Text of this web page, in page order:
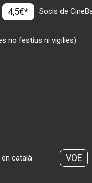
4,5€* Socis de
no festius ni vigilies)
català VOE